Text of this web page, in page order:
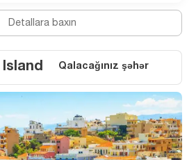
Detallara baxın
Qalacağınız şəhər